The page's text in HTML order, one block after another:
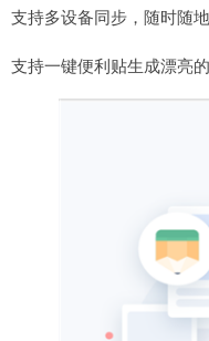
支持多设备同步，随时随
支持一键便利贴生成漂亮